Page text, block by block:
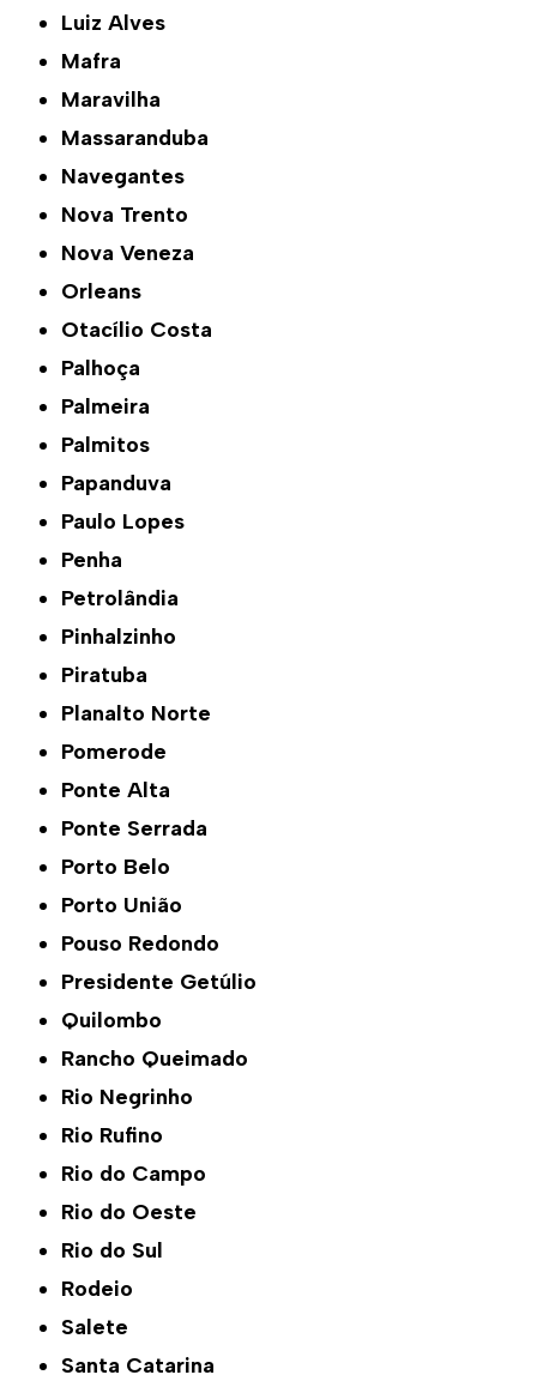
Luiz Alves
Mafra
Maravilha
Massaranduba
Navegantes
Nova Trento
Nova Veneza
Orleans
Otacílio Costa
Palhoça
Palmeira
Palmitos
Papanduva
Paulo Lopes
Penha
Petrolândia
Pinhalzinho
Piratuba
Planalto Norte
Pomerode
Ponte Alta
Ponte Serrada
Porto Belo
Porto União
Pouso Redondo
Presidente Getúlio
Quilombo
Rancho Queimado
Rio Negrinho
Rio Rufino
Rio do Campo
Rio do Oeste
Rio do Sul
Rodeio
Salete
Santa Catarina